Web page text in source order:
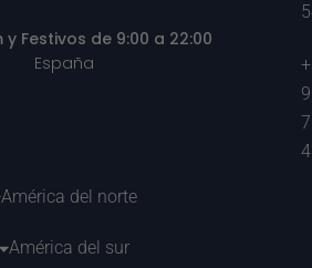
y Festivos de 9:00 a 22:00
España
América del norte
América del sur